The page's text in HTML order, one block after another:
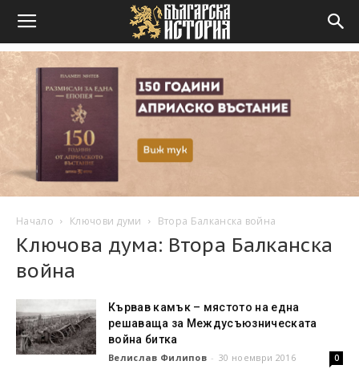
Начало Ключови думи Втора Балканска война
Ключова дума: Втора Балканска
война
Кървав камък – мястото на една
решаваща за Междусъюзническата
война битка
Велислав Филипов - 30 ноември 2016 0